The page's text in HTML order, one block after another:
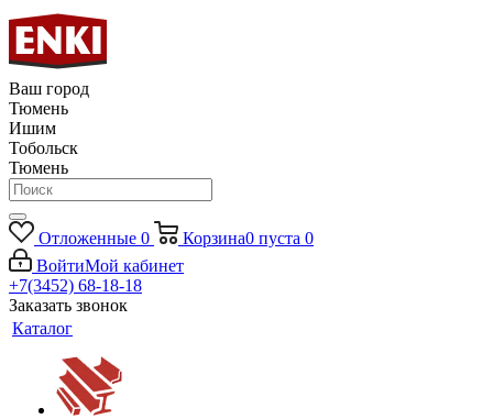
Ваш город
Тюмень
Ишим
Тобольск
Тюмень
Отложенные 0 Корзина0 пуста 0
ВойтиМой кабинет
+7(3452) 68-18-18
Заказать звонок
Каталог